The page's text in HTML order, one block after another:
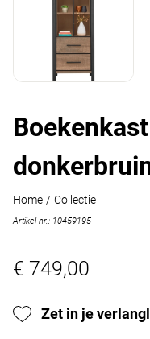
Home / Collectie
Artikel nr.: 10459195
€ 749,00
Zet in je